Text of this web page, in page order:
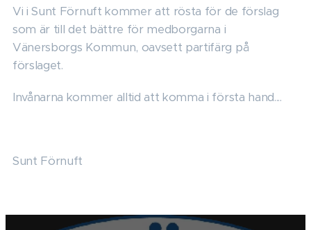
Vi i Sunt Förnuft kommer att rösta för de förslag
som är till det bättre för medborgarna i
Vänersborgs Kommun, oavsett partifärg på
förslaget.
Invånarna kommer alltid att komma i första hand....
Sunt Förnuft